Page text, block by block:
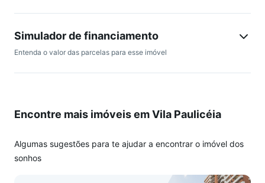
claridade e luminosidade;
- Cozinha com armários planejados;
- 2 vagas cobertas e demarcadas;
- Área de lazer com churrasqueira, salão de festas e
padaria, bem como de diversos comércios na Avenida Nova
Cantareira (restaurantes, lojas, bancos, posto de gasolina,
Simulador de financiamento
Entenda o valor das parcelas para esse imóvel
Encontre mais imóveis em Vila Paulicéia
Algumas sugestões para te ajudar a encontrar o imóvel dos
sonhos